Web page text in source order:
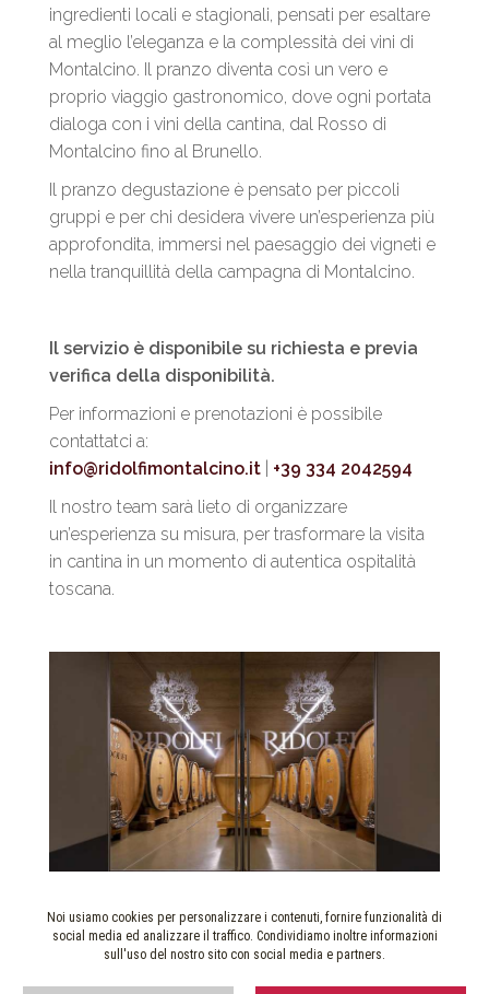
ingredienti locali e stagionali, pensati per esaltare
al meglio l’eleganza e la complessità dei vini di
Montalcino. Il pranzo diventa così un vero e
proprio viaggio gastronomico, dove ogni portata
dialoga con i vini della cantina, dal Rosso di
Montalcino fino al Brunello.
Il pranzo degustazione è pensato per piccoli
gruppi e per chi desidera vivere un’esperienza più
approfondita, immersi nel paesaggio dei vigneti e
nella tranquillità della campagna di Montalcino.
Il servizio è disponibile su richiesta e previa
verifica della disponibilità.
Per informazioni e prenotazioni è possibile
contattatci a:
info@ridolfimontalcino.it
+39 334 2042594
Il nostro team sarà lieto di organizzare
un’esperienza su misura, per trasformare la visita
in cantina in un momento di autentica ospitalità
toscana.
Noi usiamo cookies per personalizzare i contenuti, fornire funzionalità di
social media ed analizzare il traffico. Condividiamo inoltre informazioni
sull'uso del nostro sito con social media e partners.